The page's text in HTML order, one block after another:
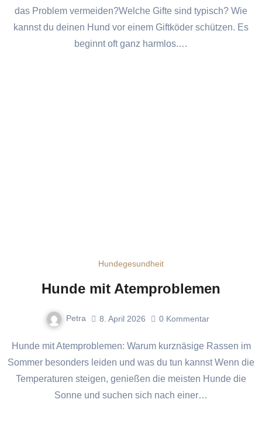
das Problem vermeiden?Welche Gifte sind typisch? Wie
kannst du deinen Hund vor einem Giftköder schützen. Es
beginnt oft ganz harmlos.…
Hundegesundheit
Hunde mit Atemproblemen
Petra 8. April 2026 0 Kommentar
Hunde mit Atemproblemen: Warum kurznäsige Rassen im
Sommer besonders leiden und was du tun kannst Wenn die
Temperaturen steigen, genießen die meisten Hunde die
Sonne und suchen sich nach einer…